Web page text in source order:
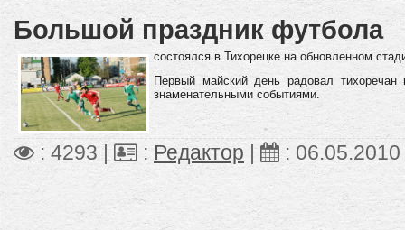
Большой праздник футбола
состоялся в Тихорецке на обновленном
Первый майский день радовал
знаменательными событиями.
: 4293 | : Редактор : 06.05.2010